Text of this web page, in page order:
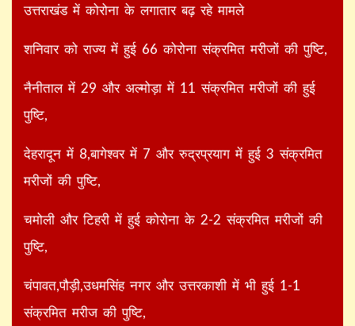
उत्तराखंड में कोरोना के लगातार बढ़ रहे मामले
शनिवार को राज्य में हुई 66 कोरोना संक्रमित मरीजों की पुष्टि,
नैनीताल में 29 और अल्मोड़ा में 11 संक्रमित मरीजों की हुई
पुष्टि,
देहरादून में 8,बागेश्वर में 7 और रुद्रप्रयाग में हुई 3 संक्रमित
मरीजों की पुष्टि,
चमोली और टिहरी में हुई कोरोना के 2-2 संक्रमित मरीजों की
पुष्टि,
चंपावत,पौड़ी,उधमसिंह नगर और उत्तरकाशी में भी हुई 1-1
संक्रमित मरीज की पुष्टि,